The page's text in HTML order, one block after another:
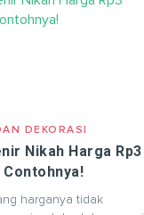
DEKORASI
Nikah Harga Rp3
Contohnya!
harganya tidak